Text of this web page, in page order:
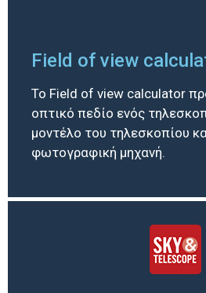
Field of view
Το Field of view calculator
οπτικό πεδίο ενός
μοντέλο του τηλεσκοπίου
φωτογραφική μηχανή.